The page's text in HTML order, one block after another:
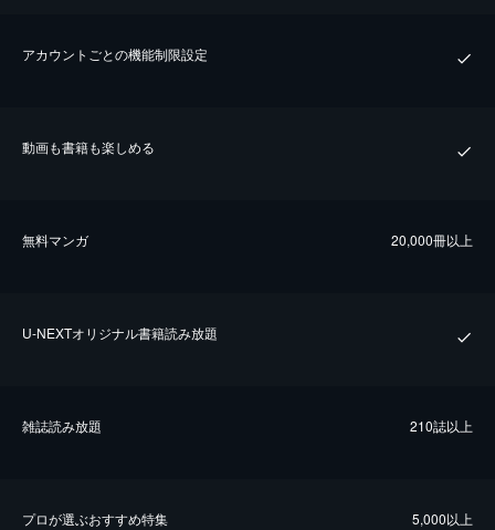
アカウントごとの機能制限設定
動画も書籍も楽しめる
無料マンガ 20,000冊以上
U-NEXTオリジナル書籍読み放題
雑誌読み放題 210誌以上
プロが選ぶおすすめ特集 5,000以上